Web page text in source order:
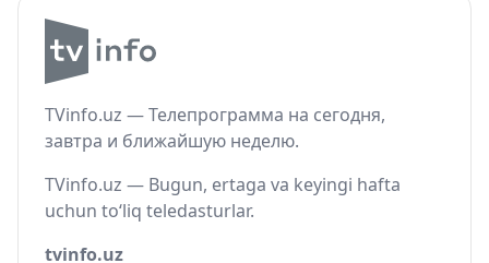
TVinfo.uz — Телепрограмма на сегодня,
завтра и ближайшую неделю.
TVinfo.uz — Bugun, ertaga va keyingi hafta
uchun to‘liq teledasturlar.
tvinfo.uz